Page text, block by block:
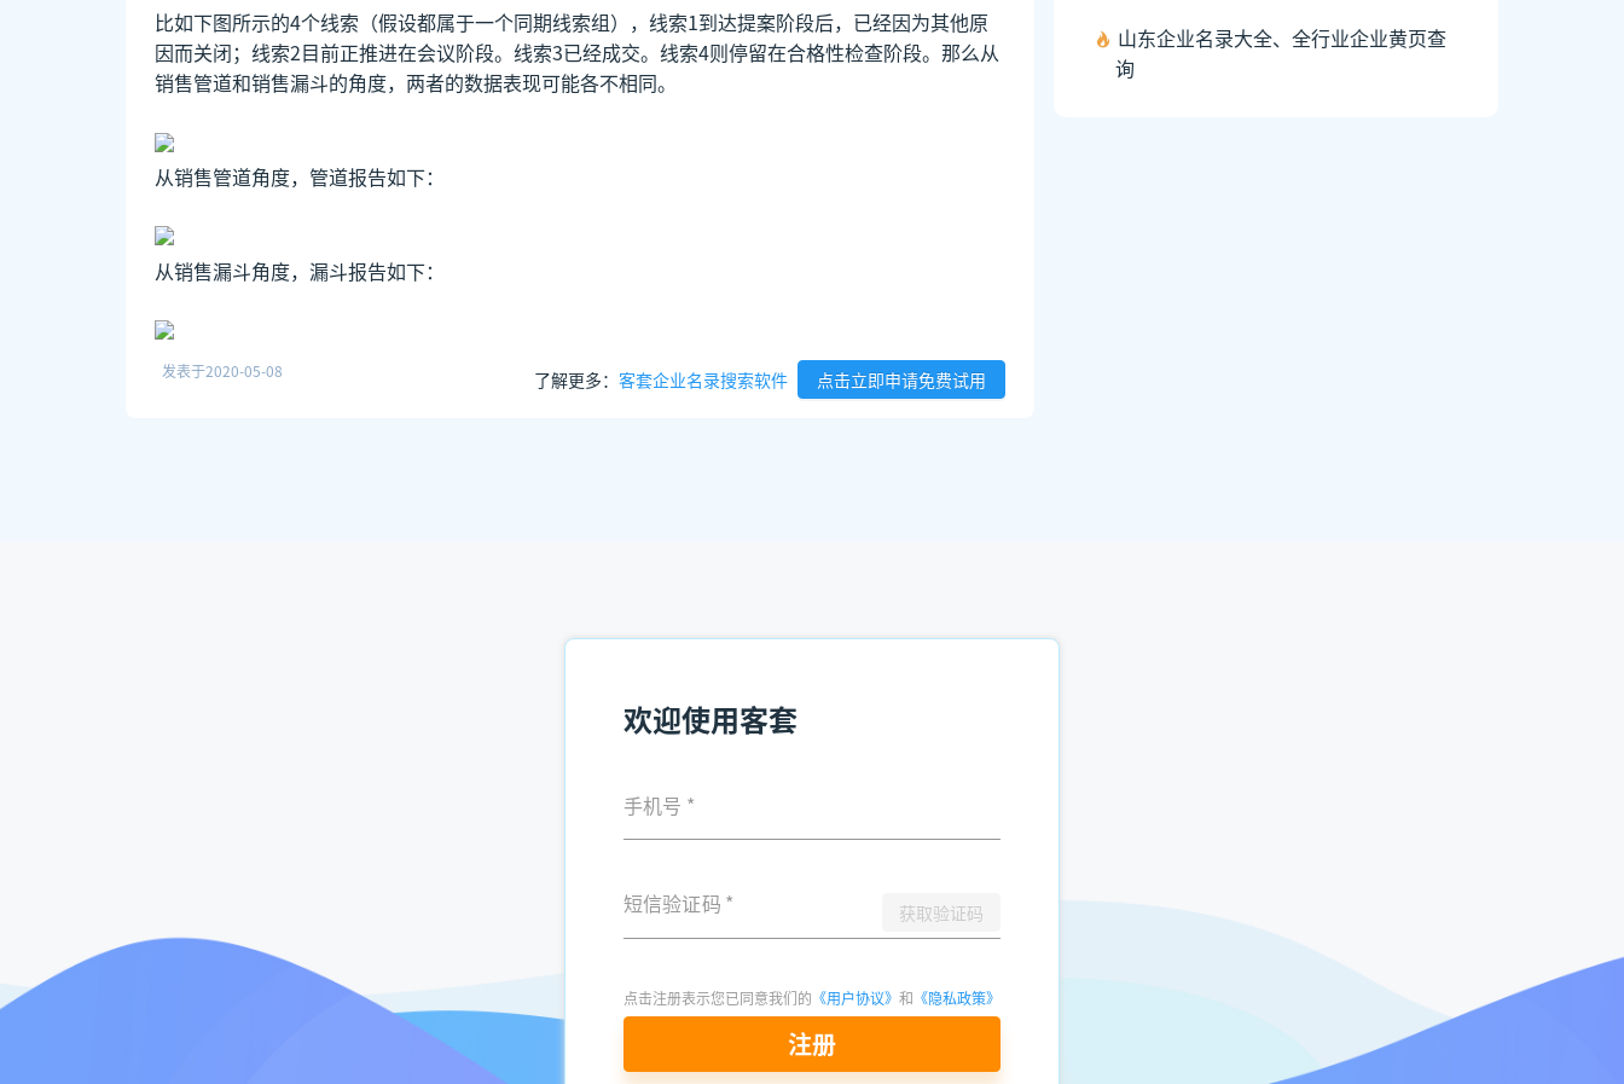
比如下图所示的4个线索（假设都属于一个同期线索组），线索1到达提案阶段后，已经因为其他原
因而关闭；线索2目前正推进在会议阶段。线索3已经成交。线索4则停留在合格性检查阶段。那么从
销售管道和销售漏斗的角度，两者的数据表现可能各不相同。
从销售管道角度，管道报告如下：
从销售漏斗角度，漏斗报告如下：
发表于2020-05-08 了解更多： 客套企业名录搜索软件 点击立即申请免费试用
山东企业名录大全、全行业企业黄页查
询
欢迎使用客套
手机号 *
短信验证码 * 获取验证码
点击注册表示您已同意我们的 《用户协议》 和 《隐私政策》
注册